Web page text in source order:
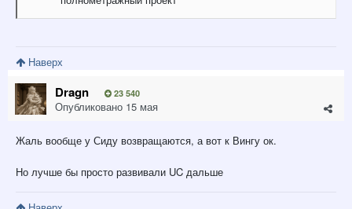
Наверх
Dragn 23 540
Опубликовано 15 мая
Жаль вообще у Сиду возвращаются, а вот к Вингу ок.
Но лучше бы просто развивали UC дальше